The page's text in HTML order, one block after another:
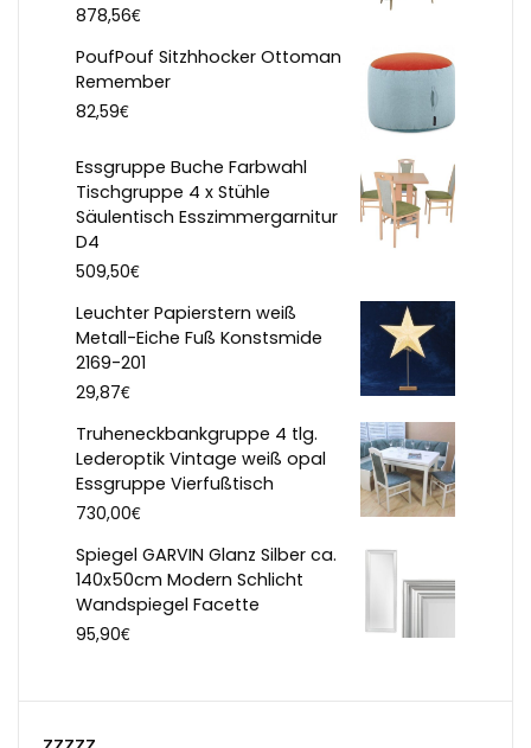
878,56€
PoufPouf Sitzhhocker Ottoman
Remember
82,59€
Essgruppe Buche Farbwahl
Tischgruppe 4 x Stühle
Säulentisch Esszimmergarnitur
D4
509,50€
Leuchter Papierstern weiß
Metall-Eiche Fuß Konstsmide
2169-201
29,87€
Truheneckbankgruppe 4 tlg.
Lederoptik Vintage weiß opal
Essgruppe Vierfußtisch
730,00€
Spiegel GARVIN Glanz Silber ca.
140x50cm Modern Schlicht
Wandspiegel Facette
95,90€